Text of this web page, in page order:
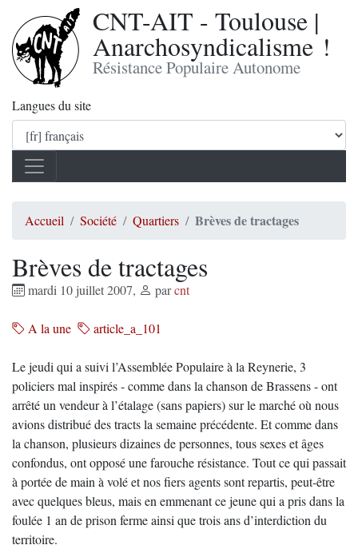
CNT-AIT - Toulouse |
Anarchosyndicalisme !
Résistance Populaire Autonome
Langues du site
Accueil Société Quartiers Brèves de tractages
Brèves de tractages
mardi 10 juillet 2007, parcnt
A la une article_a_101
Le jeudi qui a suivi l’Assemblée Populaire à la Reynerie, 3
policiers mal inspirés - comme dans la chanson de Brassens - ont
arrêté un vendeur à l’étalage (sans papiers) sur le marché où nous
avions distribué des tracts la semaine précédente. Et comme dans
la chanson, plusieurs dizaines de personnes, tous sexes et âges
confondus, ont opposé une farouche résistance. Tout ce qui passait
à portée de main à volé et nos fiers agents sont repartis, peut-être
avec quelques bleus, mais en emmenant ce jeune qui a pris dans la
foulée 1 an de prison ferme ainsi que trois ans d’interdiction du
territoire.